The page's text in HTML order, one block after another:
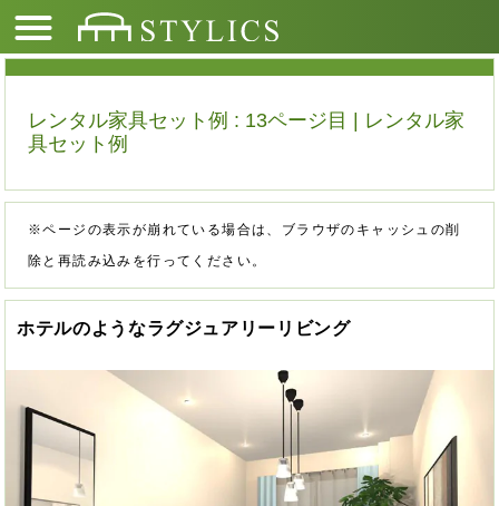
レンタル家具セット例 : 13ページ目 | レンタル家
具セット例
※ページの表示が崩れている場合は、ブラウザのキャッシュの削
除と再読み込みを行ってください。
ホテルのようなラグジュアリーリビング